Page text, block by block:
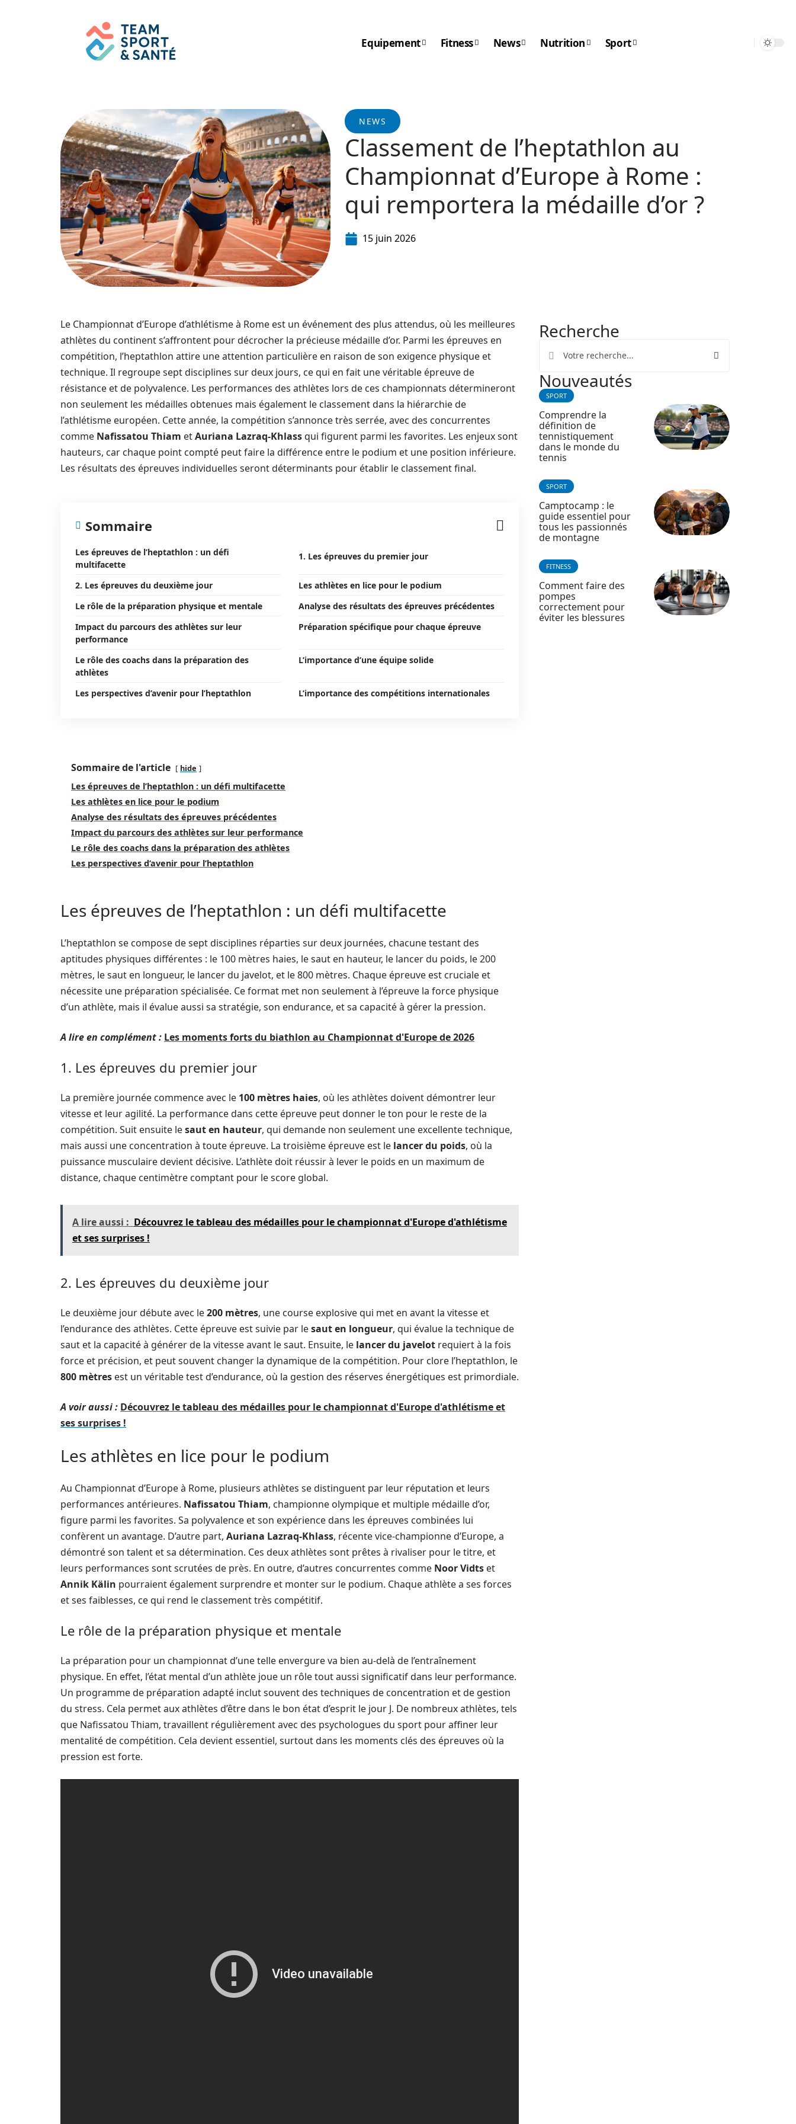
Equipement Fitness News Nutrition Sport
NEWS
Classement de l’heptathlon au
Championnat d’Europe à Rome :
qui remportera la médaille d’or ?
15 juin 2026
Le Championnat d’Europe d’athlétisme à Rome est un événement des plus attendus, où les meilleures
athlètes du continent s’affrontent pour décrocher la précieuse médaille d’or. Parmi les épreuves en
compétition, l’heptathlon attire une attention particulière en raison de son exigence physique et
technique. Il regroupe sept disciplines sur deux jours, ce qui en fait une véritable épreuve de
résistance et de polyvalence. Les performances des athlètes lors de ces championnats détermineront
non seulement les médailles obtenues mais également le classement dans la hiérarchie de
l’athlétisme européen. Cette année, la compétition s’annonce très serrée, avec des concurrentes
comme Nafissatou Thiam etAuriana Lazraq-Khlassqui figurent parmi les favorites. Les enjeux sont
hauteurs, car chaque point compté peut faire la différence entre le podium et une position inférieure.
Les résultats des épreuves individuelles seront déterminants pour établir le classement final.
Sommaire
Les épreuves de l’heptathlon : un défi
multifacette
1. Les épreuves du premier jour
2. Les épreuves du deuxième jour
Les athlètes en lice pour le podium
Le rôle de la préparation physique et mentale
Analyse des résultats des épreuves précédentes
Impact du parcours des athlètes sur leur
performance
Préparation spécifique pour chaque épreuve
Le rôle des coachs dans la préparation des
athlètes
L’importance d’une équipe solide
Les perspectives d’avenir pour l’heptathlon L’importance des compétitions internationales
Sommaire de l'article hide
Les épreuves de l’heptathlon : un défi multifacette
Les athlètes en lice pour le podium
Analyse des résultats des épreuves précédentes
Impact du parcours des athlètes sur leur performance
Le rôle des coachs dans la préparation des athlètes
Les perspectives d’avenir pour l’heptathlon
Les épreuves de l’heptathlon : un défi multifacette
L’heptathlon se compose de sept disciplines réparties sur deux journées, chacune testant des
aptitudes physiques différentes : le 100 mètres haies, le saut en hauteur, le lancer du poids, le 200
mètres, le saut en longueur, le lancer du javelot, et le 800 mètres. Chaque épreuve est cruciale et
nécessite une préparation spécialisée. Ce format met non seulement à l’épreuve la force physique
d’un athlète, mais il évalue aussi sa stratégie, son endurance, et sa capacité à gérer la pression.
A lire en complément : Les moments forts du biathlon au Championnat d'Europe de 2026
1. Les épreuves du premier jour
La première journée commence avec le 100 mètres haies, où les athlètes doivent démontrer leur
vitesse et leur agilité. La performance dans cette épreuve peut donner le ton pour le reste de la
compétition. Suit ensuite lesaut en hauteur, qui demande non seulement une excellente technique,
mais aussi une concentration à toute épreuve. La troisième épreuve est le lancer du poids, où la
puissance musculaire devient décisive. L’athlète doit réussir à lever le poids en un maximum de
distance, chaque centimètre comptant pour le score global.
A lire aussi : Découvrez le tableau des médailles pour le championnat d'Europe d'athlétisme
et ses surprises !
2. Les épreuves du deuxième jour
Le deuxième jour débute avec le200 mètres, une course explosive qui met en avant la vitesse et
l’endurance des athlètes. Cette épreuve est suivie par lesaut en longueur, qui évalue la technique de
saut et la capacité à générer de la vitesse avant le saut. Ensuite, le lancer du javelot requiert à la fois
force et précision, et peut souvent changer la dynamique de la compétition. Pour clore l’heptathlon, le
800 mètres est un véritable test d’endurance, où la gestion des réserves énergétiques est primordiale.
A voir aussi : Découvrez le tableau des médailles pour le championnat d'Europe d'athlétisme et
ses surprises !
Les athlètes en lice pour le podium
Au Championnat d’Europe à Rome, plusieurs athlètes se distinguent par leur réputation et leurs
performances antérieures. Nafissatou Thiam, championne olympique et multiple médaille d’or,
figure parmi les favorites. Sa polyvalence et son expérience dans les épreuves combinées lui
confèrent un avantage. D’autre part, Auriana Lazraq-Khlass, récente vice-championne d’Europe, a
démontré son talent et sa détermination. Ces deux athlètes sont prêtes à rivaliser pour le titre, et
leurs performances sont scrutées de près. En outre, d’autres concurrentes comme Noor Vidts et
Annik Kälin pourraient également surprendre et monter sur le podium. Chaque athlète a ses forces
et ses faiblesses, ce qui rend le classement très compétitif.
Le rôle de la préparation physique et mentale
La préparation pour un championnat d’une telle envergure va bien au-delà de l’entraînement
physique. En effet, l’état mental d’un athlète joue un rôle tout aussi significatif dans leur performance.
Un programme de préparation adapté inclut souvent des techniques de concentration et de gestion
du stress. Cela permet aux athlètes d’être dans le bon état d’esprit le jour J. De nombreux athlètes, tels
que Nafissatou Thiam, travaillent régulièrement avec des psychologues du sport pour affiner leur
mentalité de compétition. Cela devient essentiel, surtout dans les moments clés des épreuves où la
pression est forte.
Recherche
Nouveautés
SPORT
Comprendre la
définition de
tennistiquement
dans le monde du
tennis
SPORT
Camptocamp : le
guide essentiel pour
tous les passionnés
de montagne
FITNESS
Comment faire des
pompes
correctement pour
éviter les blessures